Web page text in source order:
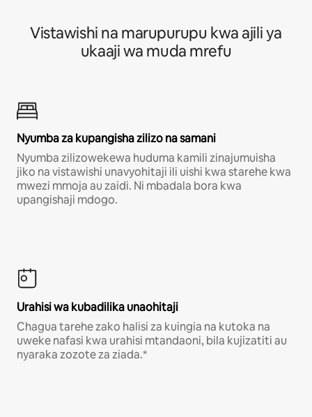
Vistawishi na marupurupu kwa ajili ya
ukaaji wa muda mrefu
Nyumba za kupangisha zilizo na samani
Nyumba zilizowekewa huduma kamili zinajumuisha
jiko na vistawishi unavyohitaji ili uishi kwa starehe kwa
mwezi mmoja au zaidi. Ni mbadala bora kwa
upangishaji mdogo.
Urahisi wa kubadilika unaohitaji
Chagua tarehe zako halisi za kuingia na kutoka na
uweke nafasi kwa urahisi mtandaoni, bila kujizatiti au
nyaraka zozote za ziada.*